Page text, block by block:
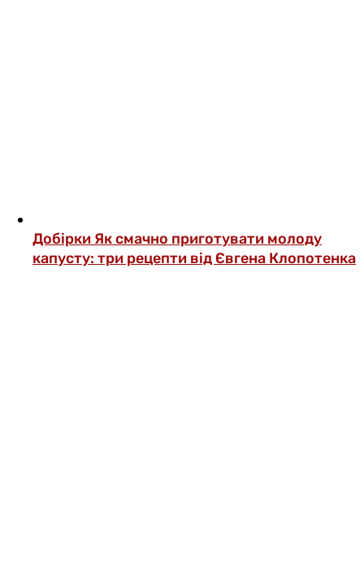
Добірки Як смачно приготувати молоду
капусту: три рецепти від Євгена Клопотенка